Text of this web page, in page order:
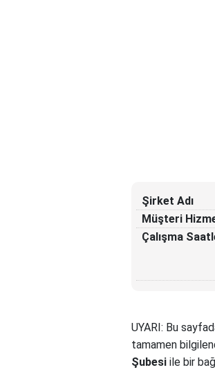
Şirket Adı
Müşteri
Çalışma
UYARI: Bu
tamamen
Şubesi ile bir